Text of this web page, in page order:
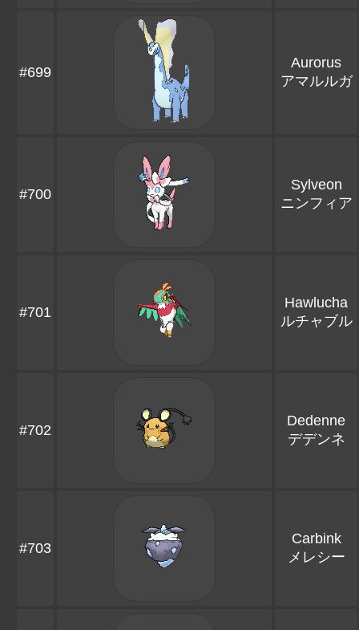
#699
Aurorus
アマルルガ
#700
Sylveon
ニンフィア
#701
Hawlucha
ルチャブル
#702
Dedenne
デデンネ
#703
Carbink
メレシー